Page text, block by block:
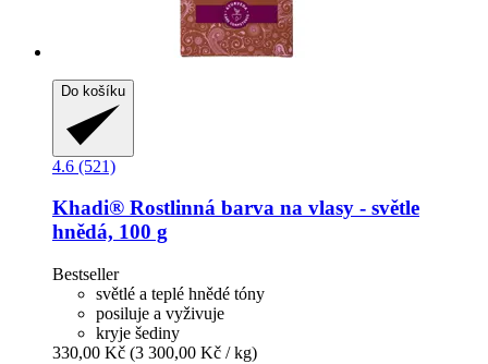
Do košíku
4.6 (521)
Khadi® Rostlinná barva na vlasy -​ světle
hnědá, 100 g
Bestseller
světlé a teplé hnědé tóny
posiluje a vyživuje
kryje šediny
330,00 Kč (3 300,00 Kč / kg)